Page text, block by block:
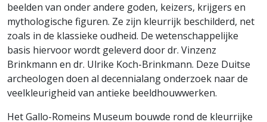
beelden van onder andere goden, keizers, krijgers en
mythologische figuren. Ze zijn kleurrijk beschilderd, net
zoals in de klassieke oudheid. De wetenschappelijke
basis hiervoor wordt geleverd door dr. Vinzenz
Brinkmann en dr. Ulrike Koch-Brinkmann. Deze Duitse
archeologen doen al decennialang onderzoek naar de
veelkleurigheid van antieke beeldhouwwerken.
Het Gallo-Romeins Museum bouwde rond de kleurrijke